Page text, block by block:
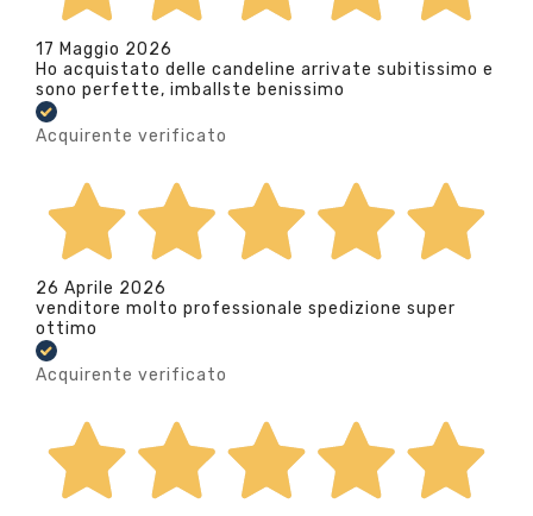
17 Maggio 2026
Ho acquistato delle candeline arrivate subitissimo e
sono perfette, imballste benissimo
Acquirente verificato
26 Aprile 2026
venditore molto professionale spedizione super
ottimo
Acquirente verificato